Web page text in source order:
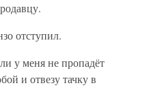
отступил.
у меня не пропадёт
и отвезу тачку в